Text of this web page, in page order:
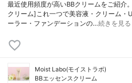
最近使用頻度が高いBBクリームをご紹介
クリーム]これ一つで美容液・クリーム・
ーラー・ファンデーションの…続きを見る
Moist Labo(モイストラボ)
BBエッセンスクリーム